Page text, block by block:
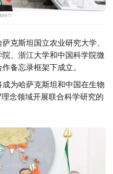
克斯坦国立农业研究大学、
、浙江大学和中国科学院微
备忘录框架下成立。
为哈萨克斯坦和中国在生物
念领域开展联合科学研究的